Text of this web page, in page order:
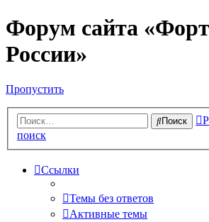
Форум сайта
России»
Пропустить
Поиск
поиск
Ссылки
Темы без ответов
Активные темы